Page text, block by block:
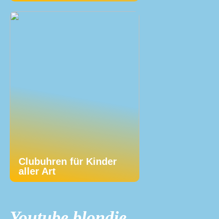
Clubuhren für Kinder
aller Art